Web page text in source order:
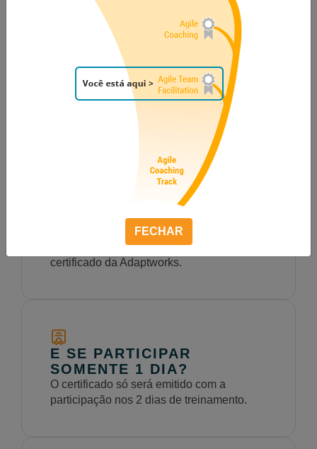
Veja abaixo as principais
perguntas e respostas
relacionadas ao exame e
certificação
HÁ ALGUMA PROVA DE
Não, há somente uma pesquisa enviada
por e-mail para ser respondida após o
término do treinamento. Qualquer pessoa,
desde que participe ativamente dos 2 dias
de treinamento estará apta a receber o
certificado da Adaptworks.
E SE PARTICIPAR
SOMENTE 1 DIA?
O certificado só será emitido com a
participação nos 2 dias de treinamento.
FECHAR